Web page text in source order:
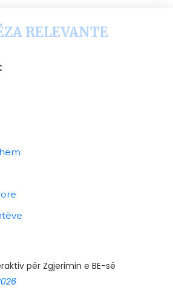
RELEVANTE
për Zgjerimin e BE-së